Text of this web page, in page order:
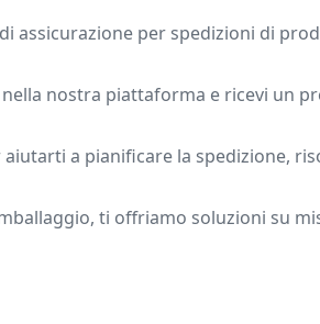
assicurazione per spedizioni di
nostra piattaforma e ricevi un
a pianificare la spedizione,
ti offriamo soluzioni su